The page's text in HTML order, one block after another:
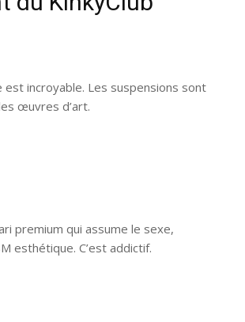
est incroyable. Les suspensions sont
œuvres d’art.
premium qui assume le sexe,
esthétique. C’est addictif.